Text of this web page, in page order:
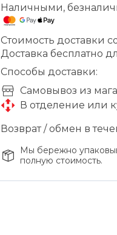
Наличными,
Стоимость доставки
Доставка бесплатно
Способы доставки:
Cамовывоз из
В отделение или
Возврат / обмен в
Мы бережно
полную стоимость.